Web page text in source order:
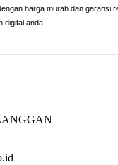
harga murah dan garansi
digital anda.